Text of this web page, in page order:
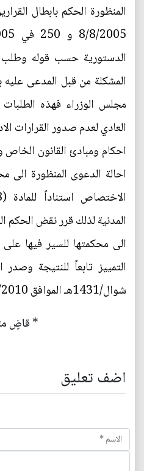
الدستورية حسب قوله
المشكلة من قبل المدعى عليه
مجلس الوزراء فهذه
العادي لعدم صدور القرارات
احكام ومبادئ القانون
احالة الدعوى المنظورة
المدنية لذلك قرر نقض الحكم
الى محكمتها للسير فيها
شوال/1431هـ الموافق 4/10/2010م.).
* قاضٍ
اضف تعليق